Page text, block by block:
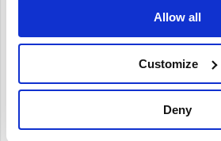
Allow all
Customize
Deny
Amazon P1800 P1800S